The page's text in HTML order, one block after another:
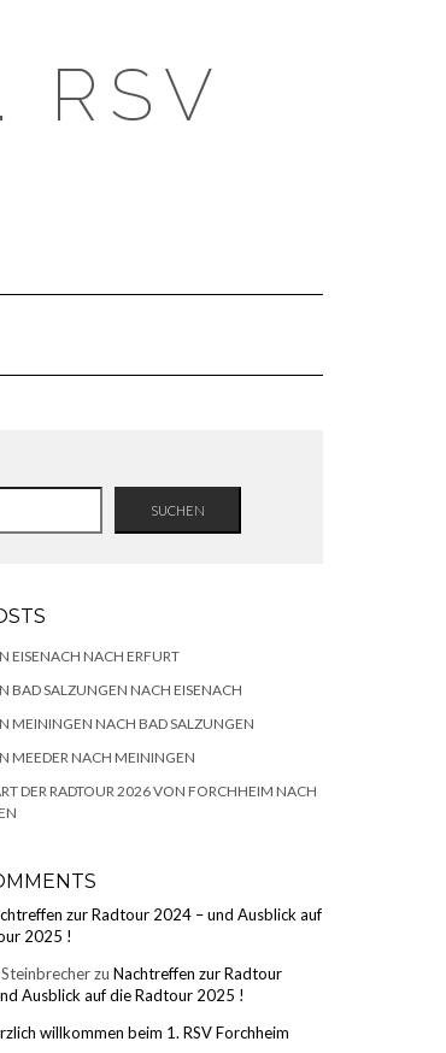
RSV
SUCHEN
EISENACH NACH ERFURT
BAD SALZUNGEN NACH EISENACH
MEININGEN NACH BAD SALZUNGEN
MEEDER NACH MEININGEN
DER RADTOUR 2026 VON FORCHHEIM NACH
zur Radtour 2024 – und Ausblick auf
2025 !
zu Nachtreffen zur Radtour
Ausblick auf die Radtour 2025 !
willkommen beim 1. RSV Forchheim